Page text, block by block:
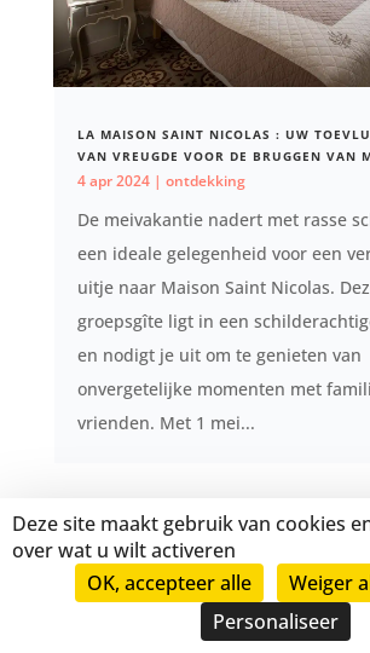
LA MAISON SAINT NICOLAS : UW
VAN VREUGDE VOOR DE BRUGGEN VAN
4 apr 2024| ontdekking
De meivakantie nadert met rasse
een ideale gelegenheid voor een
uitje naar Maison Saint Nicolas.
groepsgîte ligt in een
en nodigt je uit om te genieten van
onvergetelijke momenten met
vrienden. Met 1 mei...
Deze site maakt gebruik van cookies
over wat u wilt activeren
OK, accepteer alle
Weiger
Personaliseer